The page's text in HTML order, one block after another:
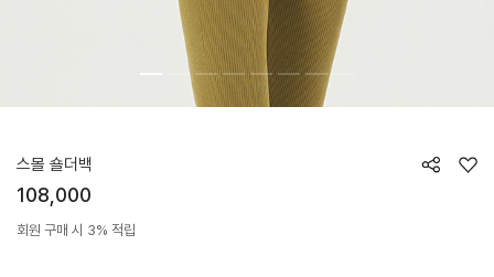
스몰 숄더백
108,000
회원 구매 시 3% 적립